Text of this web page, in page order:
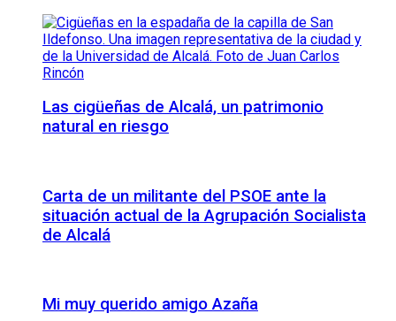
Las cigüeñas de Alcalá, un patrimonio
natural en riesgo
Carta de un militante del PSOE ante la
situación actual de la Agrupación Socialista
de Alcalá
Mi muy querido amigo Azaña